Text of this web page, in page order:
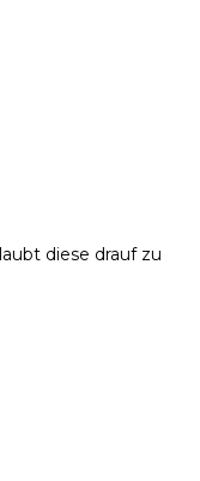
diese drauf zu